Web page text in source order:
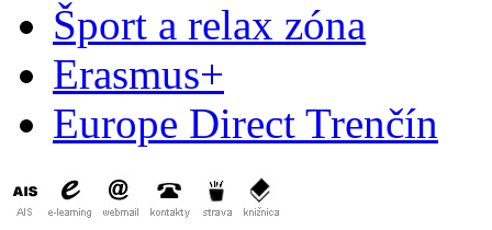
Šport a relax zóna
Erasmus+
Europe Direct Trenčín